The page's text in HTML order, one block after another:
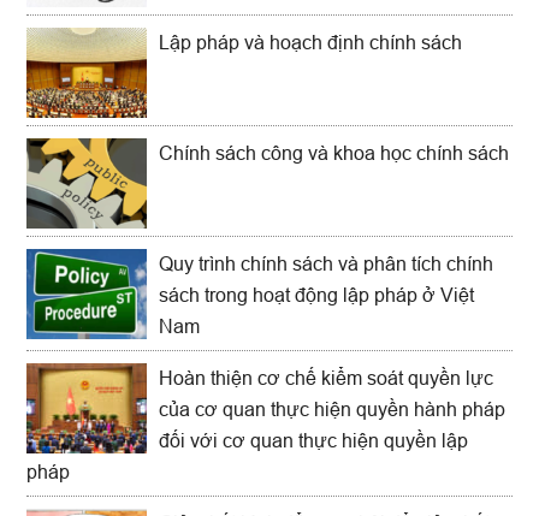
Lập pháp và hoạch định chính sách
Chính sách công và khoa học chính sách
Quy trình chính sách và phân tích chính
sách trong hoạt động lập pháp ở Việt
Nam
Hoàn thiện cơ chế kiểm soát quyền lực
của cơ quan thực hiện quyền hành pháp
đối với cơ quan thực hiện quyền lập
pháp